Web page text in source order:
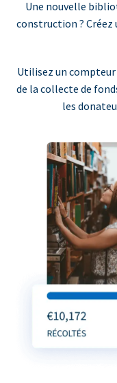
Une nouvelle
construction ? Créez
Utilisez un
de la collecte de
les